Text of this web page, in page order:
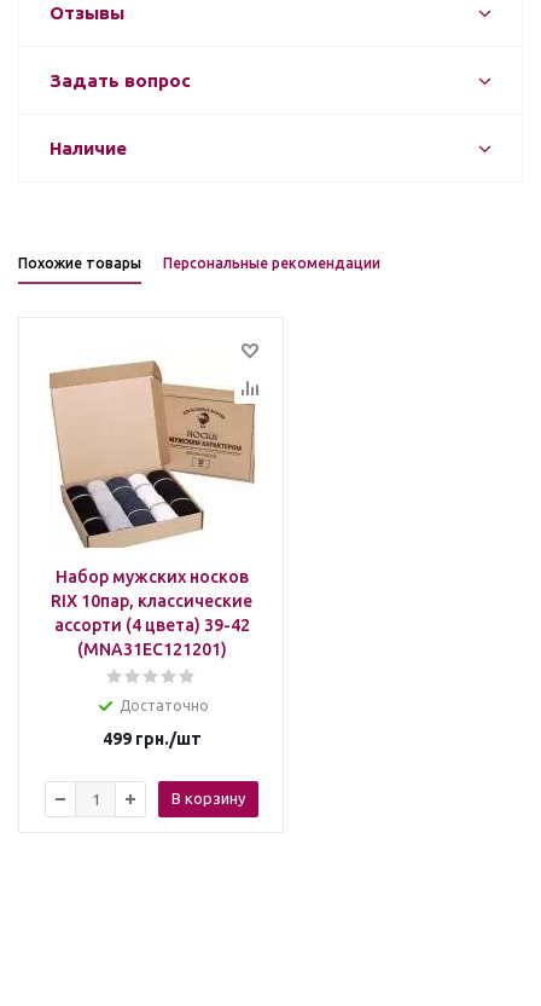
Отзывы
Задать вопрос
Наличие
Похожие товары Персональные рекомендации
Набор мужских носков
RIX 10пар, классические
ассорти (4 цвета) 39-42
(MNA31EC121201)
Достаточно
499грн./шт
В корзину